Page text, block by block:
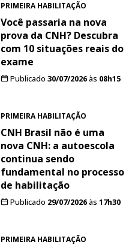
PRIMEIRA HABILITAÇÃO
Você passaria na nova
prova da CNH? Descubra
com 10 situações reais do
exame
Publicado 30/07/2026às 08h15
PRIMEIRA HABILITAÇÃO
CNH Brasil não é uma
nova CNH: a autoescola
continua sendo
fundamental no processo
de habilitação
Publicado 29/07/2026às 17h30
PRIMEIRA HABILITAÇÃO